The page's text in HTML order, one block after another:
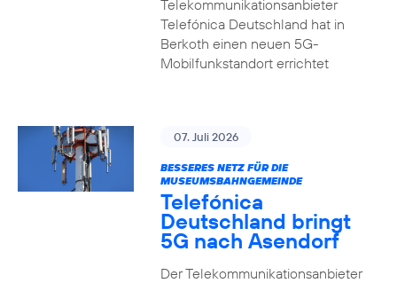
Telekommunikationsanbieter
Telefónica Deutschland hat in
Berkoth einen neuen 5G-
Mobilfunkstandort errichtet
07. Juli 2026
BESSERES NETZ FÜR DIE
MUSEUMSBAHNGEMEINDE
Telefónica
Deutschland bringt
5G nach Asendorf
Der Telekommunikationsanbieter